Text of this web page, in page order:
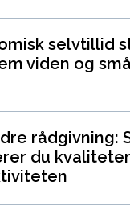
selvtillid
viden og
rådgivning:
du